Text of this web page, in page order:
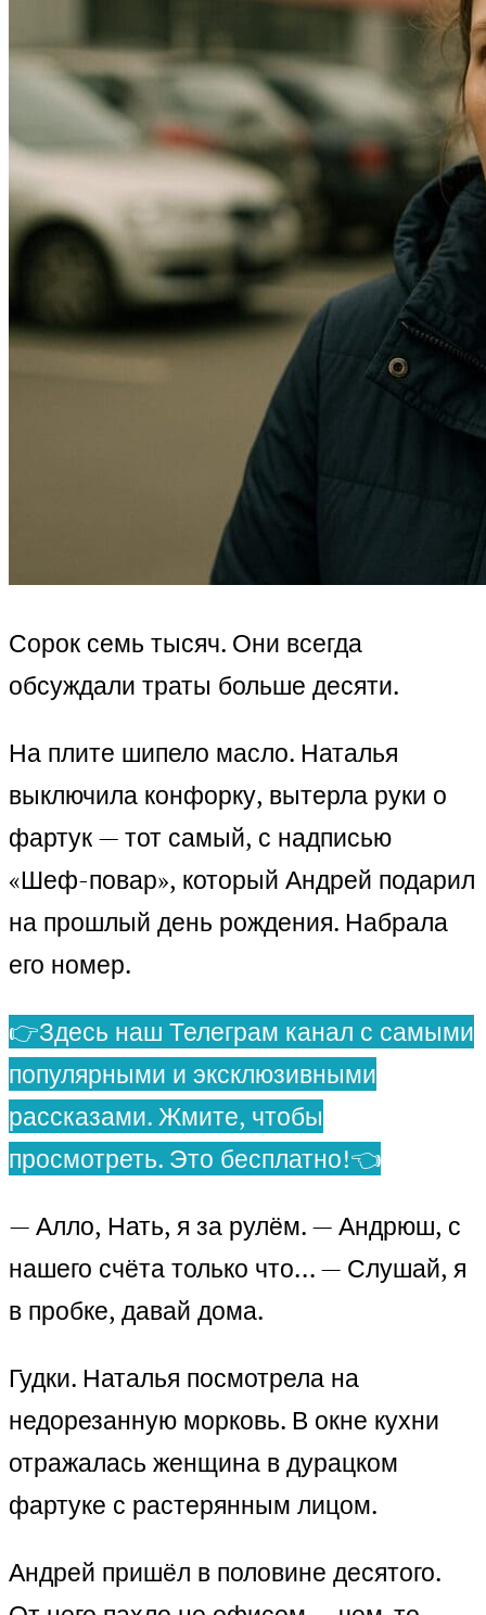
Сорок семь тысяч. Они всегда
обсуждали траты больше десяти.
На плите шипело масло. Наталья
выключила конфорку, вытерла руки о
фартук — тот самый, с надписью
«Шеф-повар», который Андрей подарил
на прошлый день рождения. Набрала
его номер.
👉Здесь наш Телеграм канал с самыми
популярными и эксклюзивными
рассказами. Жмите, чтобы
просмотреть. Это бесплатно!👈
— Алло, Нать, я за рулём. — Андрюш, с
нашего счёта только что… — Слушай, я
в пробке, давай дома.
Гудки. Наталья посмотрела на
недорезанную морковь. В окне кухни
отражалась женщина в дурацком
фартуке с растерянным лицом.
Андрей пришёл в половине десятого.